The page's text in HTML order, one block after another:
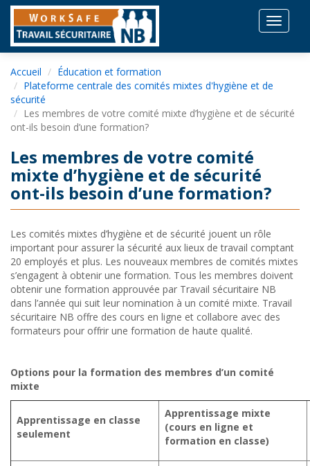
Toggle
Accueil
Éducation et formation
Plateforme centrale des comités mixtes d'hygiène et de
sécurité
Les membres de votre comité mixte d’hygiène et de sécurité
ont-ils besoin d’une formation?
Les membres de votre comité
mixte d’hygiène et de sécurité
ont-ils besoin d’une formation?
Les comités mixtes d’hygiène et de sécurité jouent un rôle
important pour assurer la sécurité aux lieux de travail comptant
20 employés et plus. Les nouveaux membres de comités mixtes
s’engagent à obtenir une formation. Tous les membres doivent
obtenir une formation approuvée par Travail sécuritaire NB
dans l’année qui suit leur nomination à un comité mixte. Travail
sécuritaire NB offre des cours en ligne et collabore avec des
formateurs pour offrir une formation de haute qualité.
Options pour la formation des membres d’un comité
mixte
Apprentissage en classe
seulement
Apprentissage mixte
(cours en ligne et
formation en classe)